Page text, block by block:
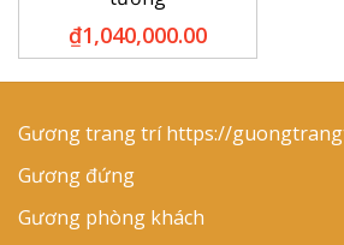
₫1,040,000.00
Gương trang tríhttps://
Gương đứng
Gương phòng khách